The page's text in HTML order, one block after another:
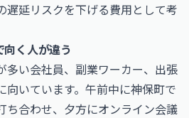
遅延リスクを下げる費用として考
く人が違う
多い会社員、副業ワーカー、出張
向いています。午前中に神保町で
ち合わせ、夕方にオンライン会議